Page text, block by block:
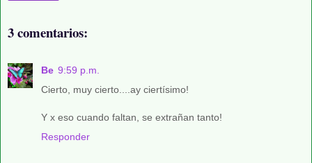
3 comentarios:
Be 9:59 p.m.
Cierto, muy cierto....ay ciertísimo!
Y x eso cuando faltan, se extrañan tanto!
Responder